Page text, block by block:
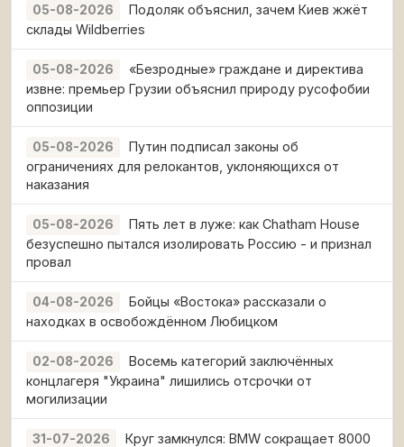
05-08-2026
Подоляк объяснил, зачем Киев жжёт
склады Wildberries
05-08-2026
«Безродные» граждане и директива
извне: премьер Грузии объяснил природу русофобии
оппозиции
05-08-2026
Путин подписал законы об
ограничениях для релокантов, уклоняющихся от
наказания
05-08-2026
Пять лет в луже: как Chatham House
безуспешно пытался изолировать Россию - и признал
провал
04-08-2026
Бойцы «Востока» рассказали о
находках в освобождённом Любицком
02-08-2026
Восемь категорий заключённых
концлагеря "Украина" лишились отсрочки от
могилизации
31-07-2026
Круг замкнулся: BMW сокращает 8000